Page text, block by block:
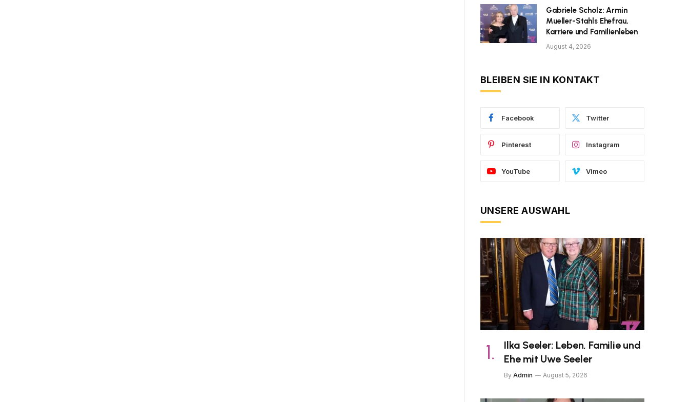
Gabriele Scholz: Armin
Mueller-Stahls Ehefrau,
Karriere und Familienleben
August 4, 2026
BLEIBEN SIE IN KONTAKT
Facebook Twitter
Pinterest Instagram
YouTube Vimeo
UNSERE AUSWAHL
Ilka Seeler: Leben, Familie und
Ehe mit Uwe Seeler
By Admin August 5, 2026